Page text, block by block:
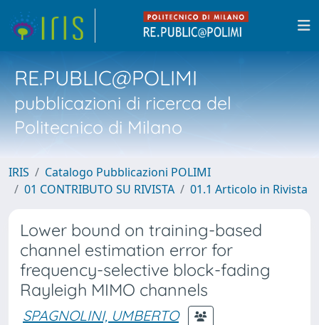
RE.PUBLIC@POLIMI
pubblicazioni di ricerca del
Politecnico di Milano
IRIS
Catalogo Pubblicazioni POLIMI
01 CONTRIBUTO SU RIVISTA
01.1 Articolo in Rivista
Lower bound on training-based
channel estimation error for
frequency-selective block-fading
Rayleigh MIMO channels
SPAGNOLINI, UMBERTO